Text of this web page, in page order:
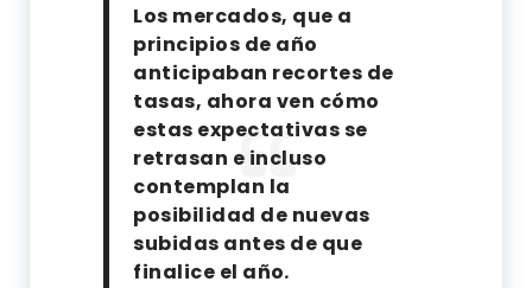
Compartir
por
WhatsApp
Compartir
por
Twitter
Compartir
por
Facebook
Compartir
por
Linkedin
Los mercados, que a
principios de año
anticipaban recortes de
tasas, ahora ven cómo
estas expectativas se
retrasan e incluso
contemplan la
posibilidad de nuevas
subidas antes de que
finalice el año.